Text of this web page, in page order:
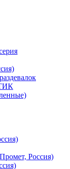
Россия)